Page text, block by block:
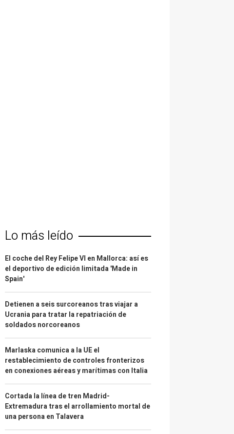
Lo más leído
El coche del Rey Felipe VI en Mallorca: así es
el deportivo de edición limitada 'Made in
Spain'
Detienen a seis surcoreanos tras viajar a
Ucrania para tratar la repatriación de
soldados norcoreanos
Marlaska comunica a la UE el
restablecimiento de controles fronterizos
en conexiones aéreas y marítimas con Italia
Cortada la línea de tren Madrid-
Extremadura tras el arrollamiento mortal de
una persona en Talavera